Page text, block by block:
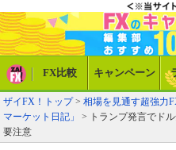
FX比較 キャンペーン
ザイFX！トップ> 相場を見通す超強力
マーケット日記」
> トランプ発言でド
要注意